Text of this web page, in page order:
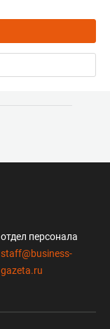
отдел персонала
staff@business-
gazeta.ru